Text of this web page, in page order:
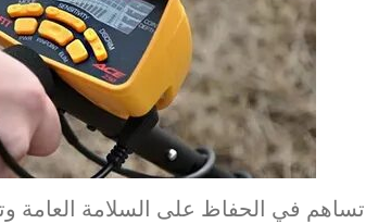
في الحفاظ على السلامة العامة